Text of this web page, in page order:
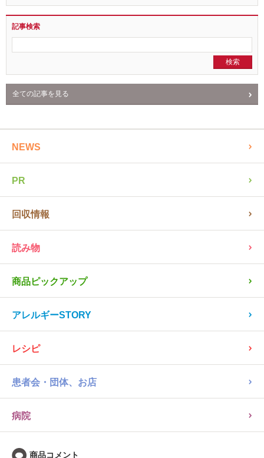
記事検索
全ての記事を見る
NEWS
PR
回収情報
読み物
商品ピックアップ
アレルギーSTORY
レシピ
患者会・団体、お店
病院